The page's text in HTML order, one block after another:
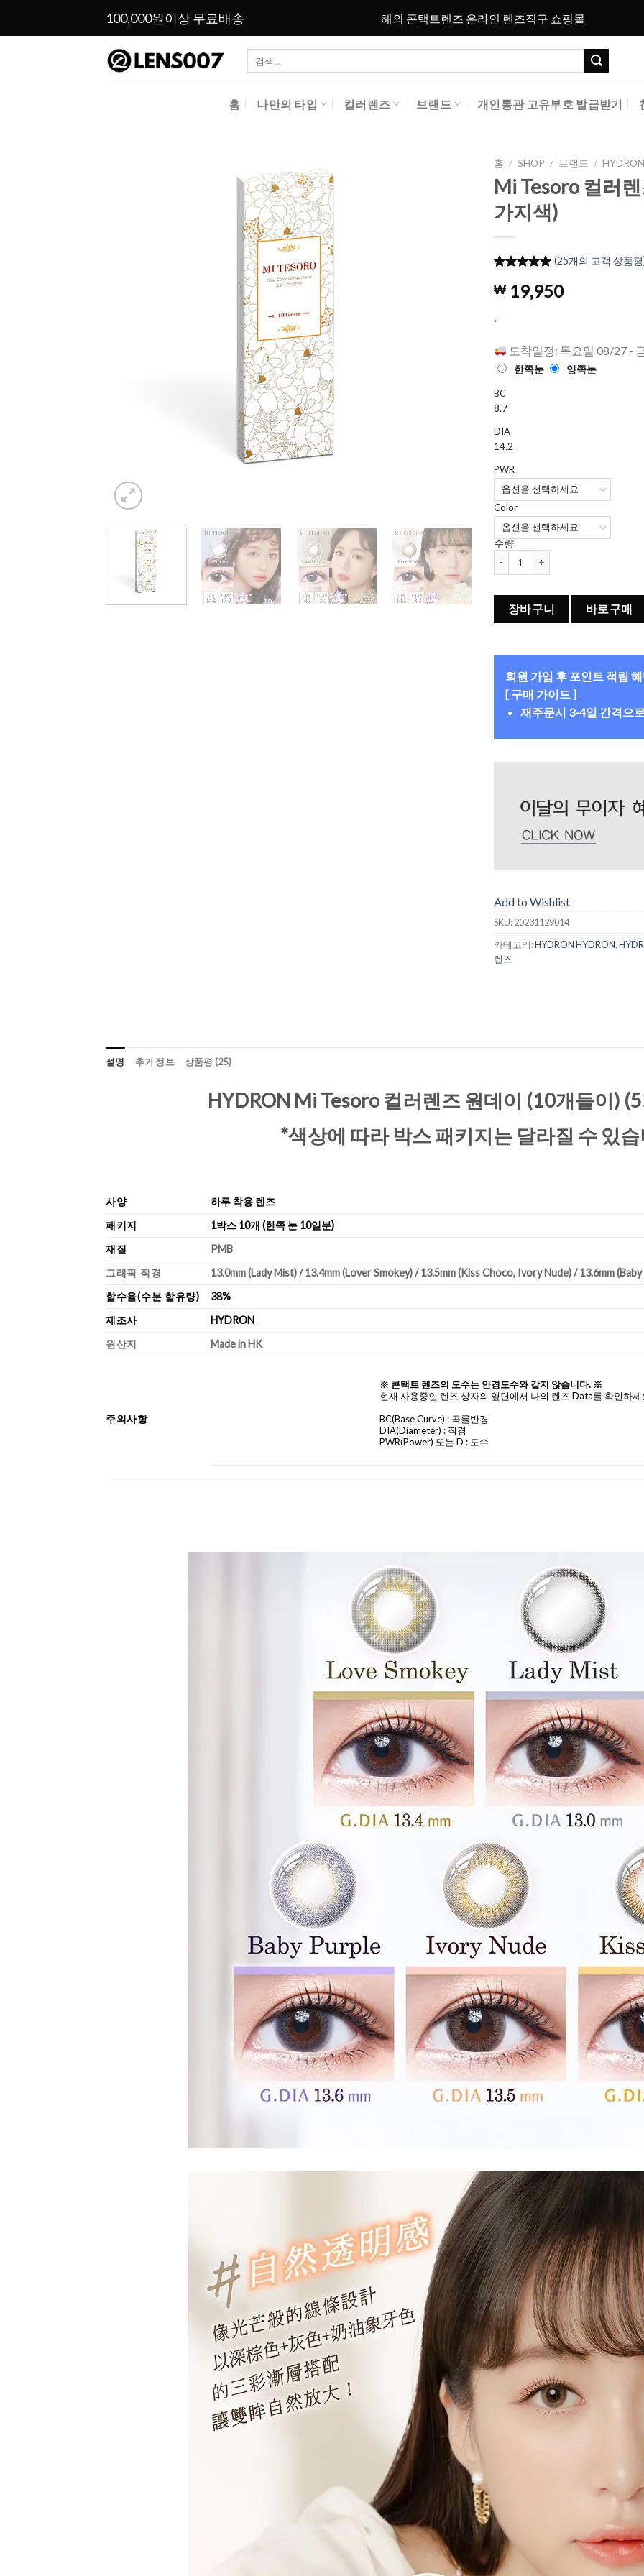
100,000원이상 무료배송 해외 콘택트렌즈 온라인 렌즈직구 쇼핑몰
색:
홈 나만의 타입 컬러렌즈 브랜드 개인통관 고유부호 발급받기
홈 / SHOP / 브랜드 /
Mi Tesoro 컬러
가지색)
고객 평가
를 기준으
점에
(25개의 고객 상품
₩ 19,950
.
도착일정: 목요일 08/27 -
한쪽눈 양쪽눈
BC
8.7
DIA
14.2
PWR
Color
수량
Mi Tesoro 컬러렌즈 원데이 (10개들
장바구니 바로구매
회원 가입 후 포인트 적립
[ 구매 가이드 ]
재주문시 3-4일 간격으
Add to Wishlist
SKU:20231129014
카테고리:HYDRON HYDRON,
렌즈
설명 추가 정보 상품평 (25)
HYDRON Mi Tesoro 컬러렌즈 원데이 (10개들이)
*색상에 따라 박스 패키지는 달라질 수 있
사양
하루 착용 렌즈
패키지
1박스 10개 (한쪽 눈 10일분)
재질
PMB
그래픽 직경
13.0mm (Lady Mist) / 13.4mm (Lover Smokey) / 13.5mm (Kiss Choco, Ivory Nude) / 13.6mm
함수율(수분 함유량)
38%
제조사
HYDRON
원산지
Made in HK
주의사항
※ 콘택트 렌즈의 도수는 안경도수와 같지 않습니다. ※
현재 사용중인 렌즈 상자의 옆면에서 나의 렌즈 Data를 확인하세
BC(Base Curve) : 곡률반경
DIA(Diameter) : 직경
PWR(Power) 또는 D : 도수